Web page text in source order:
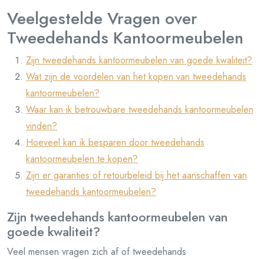
Veelgestelde Vragen over
Tweedehands Kantoormeubelen
Zijn tweedehands kantoormeubelen van goede kwaliteit?
Wat zijn de voordelen van het kopen van tweedehands
kantoormeubelen?
Waar kan ik betrouwbare tweedehands kantoormeubelen
vinden?
Hoeveel kan ik besparen door tweedehands
kantoormeubelen te kopen?
Zijn er garanties of retourbeleid bij het aanschaffen van
tweedehands kantoormeubelen?
Zijn tweedehands kantoormeubelen van
goede kwaliteit?
Veel mensen vragen zich af of tweedehands